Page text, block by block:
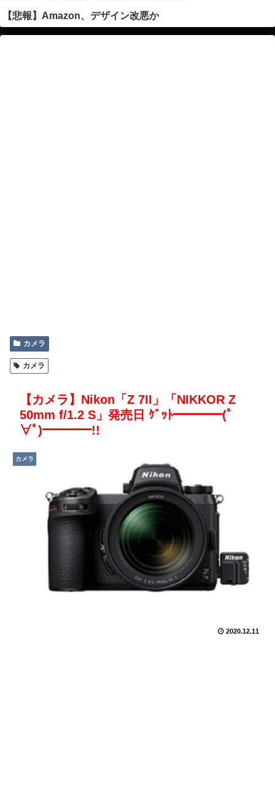
【悲報】Amazon、デザイン改悪か
カメラ
カメラ
【カメラ】Nikon「Z 7II」「NIKKOR Z
50mm f/1.2 S」発売日 ｹﾞｯﾄ━━━━(ﾟ
∀ﾟ)━━━━!!
カメラ
2020.12.11